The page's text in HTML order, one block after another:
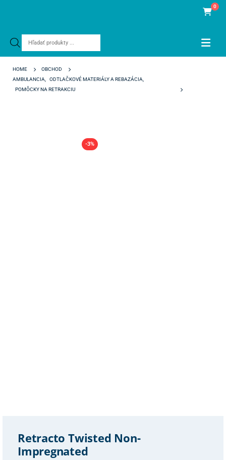
Products
0
HOME
OBCHOD
AMBULANCIA
ODTLAČKOVÉ MATERIÁLY A REBAZÁCIA
POMÔCKY NA RETRAKCIU
-3%
Retracto Twisted Non-
Impregnated